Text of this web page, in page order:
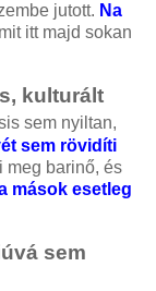
jutott. Na
itt majd sokan
kulturált
sem nyiltan,
sem rövidíti
meg barinő, és
mások esetleg
sem